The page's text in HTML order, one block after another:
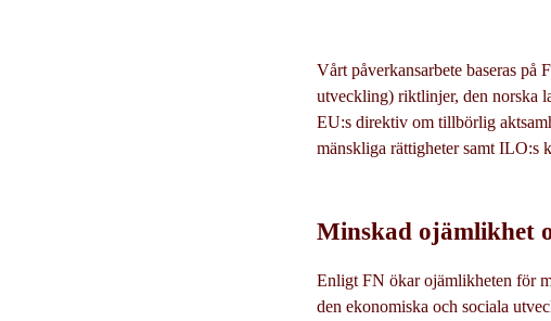
Vårt påverkansarbete baseras
utveckling) riktlinjer, den norska
EU:s direktiv om tillbörlig
mänskliga rättigheter samt ILO:s
Minskad ojämlikhet
Enligt FN ökar ojämlikheten för
den ekonomiska och sociala